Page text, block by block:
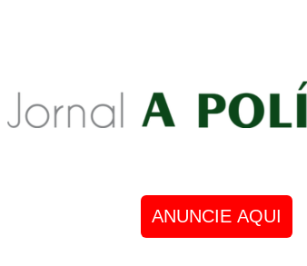
ANUNCIE AQUI